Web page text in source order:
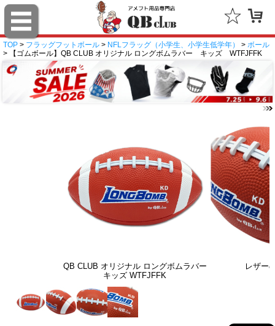
TOP > フラッグフットボール > NFLフラッグ（小学生、小学生低学年） > ボール
> 【ゴムボール】QB CLUB オリジナル ロングボムラバー キッズ WTFJFFK
QB CLUB オリジナル ロングボムラバー
キッズ WTFJFFK
レザー